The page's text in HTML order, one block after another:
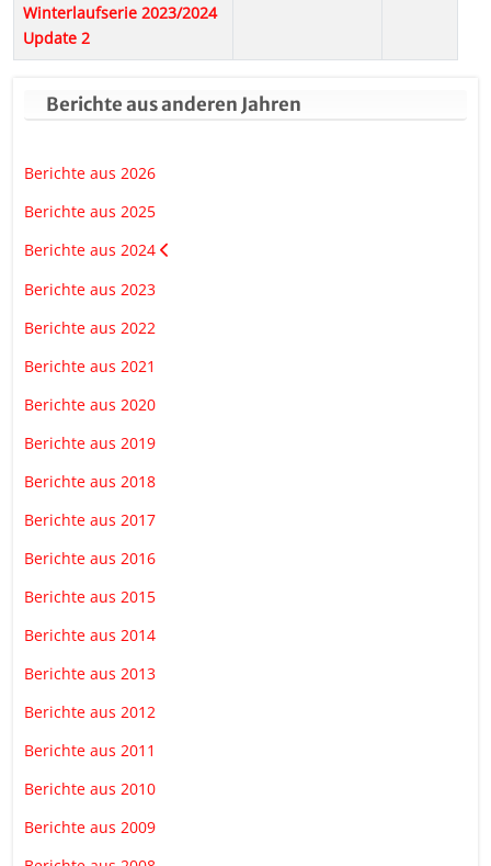
Winterlaufserie 2023/2024
Update 2
Berichte aus anderen Jahren
Berichte aus 2026
Berichte aus 2025
Berichte aus 2024
Berichte aus 2023
Berichte aus 2022
Berichte aus 2021
Berichte aus 2020
Berichte aus 2019
Berichte aus 2018
Berichte aus 2017
Berichte aus 2016
Berichte aus 2015
Berichte aus 2014
Berichte aus 2013
Berichte aus 2012
Berichte aus 2011
Berichte aus 2010
Berichte aus 2009